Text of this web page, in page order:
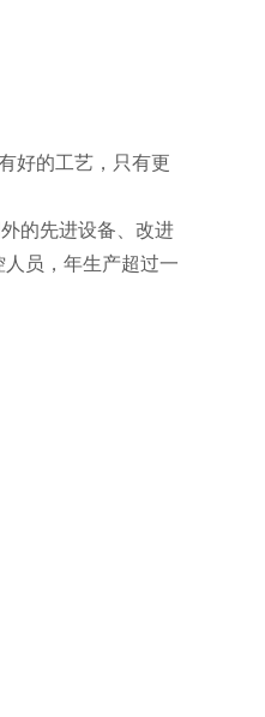
好的工艺，只有更
的先进设备、改进
员，年生产超过一